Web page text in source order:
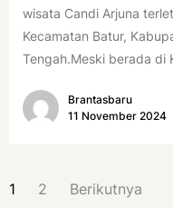
wisata Candi Arjuna
Kecamatan Batur,
Tengah.Meski berada di
Brantasbaru
11 November 2024
PAGINASI
1 2 Berikutnya